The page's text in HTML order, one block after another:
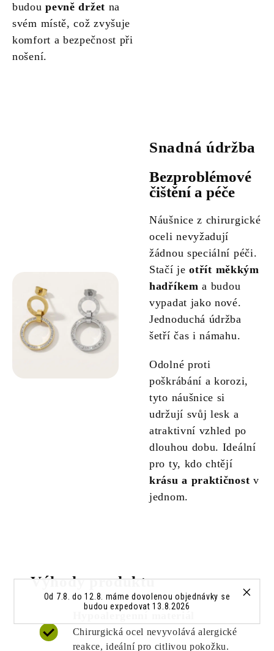
Od 7.8. do 12.8. máme dovolenou objednávky se
budou expedovat 13.8.2026
budoupevně držet na
svém místě, což zvyšuje
komfort a bezpečnost při
nošení.
Snadná údržba
Bezproblémové
čištění a péče
Náušnice z chirurgické
oceli nevyžadují
žádnou speciální péči.
Stačí jeotřít měkkým
hadříkem a budou
vypadat jako nové.
Jednoduchá údržba
šetří čas i námahu.
Odolné proti
poškrábání a korozi,
tyto náušnice si
udržují svůj lesk a
atraktivní vzhled po
dlouhou dobu. Ideální
pro ty, kdo chtějí
krásu a praktičnost v
jednom.
Výhody produktu
Chirurgická ocel nevyvolává alergické
reakce, ideální pro citlivou pokožku.